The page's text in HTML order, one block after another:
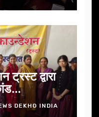
द्वारा
DEKHO INDIA